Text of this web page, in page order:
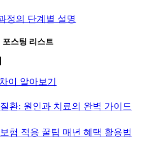
정의 단계별 설명
포스팅 리스트
이 알아보기
환: 원인과 치료의 완벽 가이드
험 적용 꿀팁 매년 혜택 활용법